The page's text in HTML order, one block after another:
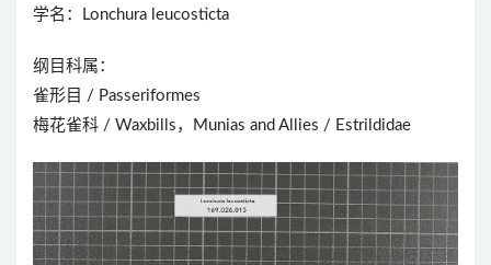
学名：Lonchura leucosticta
纲目科属：
雀形目 / Passeriformes
梅花雀科 / Waxbills，Munias and Allies / Estrildidae